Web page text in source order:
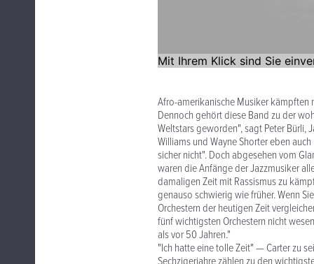
Afro-amerikanische Musiker kämpften
Dennoch gehört diese Band zu der
Weltstars geworden", sagt Peter Bürli,
Williams und Wayne Shorter eben
sicher nicht". Doch abgesehen vom
waren die Anfänge der Jazzmusiker
damaligen Zeit mit Rassismus zu
genauso schwierig wie früher. Wenn
Orchestern der heutigen Zeit
fünf wichtigsten Orchestern nicht
als vor 50 Jahren."
"Ich hatte eine tolle Zeit" — Carter zu